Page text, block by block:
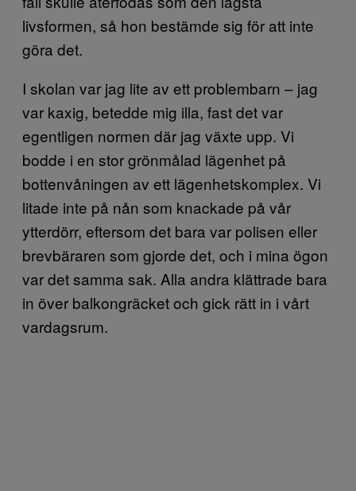
livsformen, så hon bestämde sig för att inte
göra det.
I skolan var jag lite av ett problembarn – jag
var kaxig, betedde mig illa, fast det var
egentligen normen där jag växte upp. Vi
bodde i en stor grönmålad lägenhet på
bottenvåningen av ett lägenhetskomplex. Vi
litade inte på nån som knackade på vår
ytterdörr, eftersom det bara var polisen eller
brevbäraren som gjorde det, och i mina ögon
var det samma sak. Alla andra klättrade bara
in över balkongräcket och gick rätt in i vårt
vardagsrum.